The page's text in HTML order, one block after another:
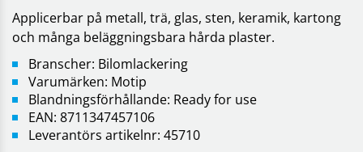
Applicerbar på metall, trä, glas, sten, keramik, kartong
och många beläggningsbara hårda plaster.
Branscher: Bilomlackering
Varumärken: Motip
Blandningsförhållande: Ready for use
EAN: 8711347457106
Leverantörs artikelnr: 45710